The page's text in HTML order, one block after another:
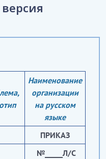
Наименование
организации
на русском
языке
ПРИКАЗ
№_____Л/С